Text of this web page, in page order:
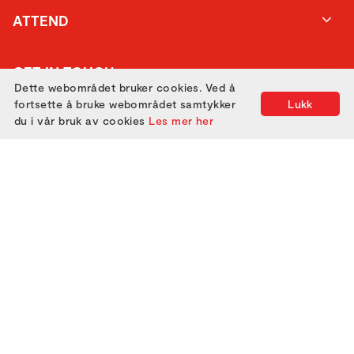
ATTEND
GET IN TOUCH
Lukk
Dette webområdet bruker cookies. Ved å
fortsette å bruke webområdet samtykker
du i vår bruk av cookies Les mer her